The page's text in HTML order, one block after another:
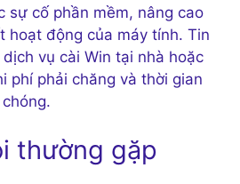
sự cố phần mềm, nâng cao
hoạt động của máy tính. Tin
vụ cài Win tại nhà hoặc
phí phải chăng và thời gian
thường gặp